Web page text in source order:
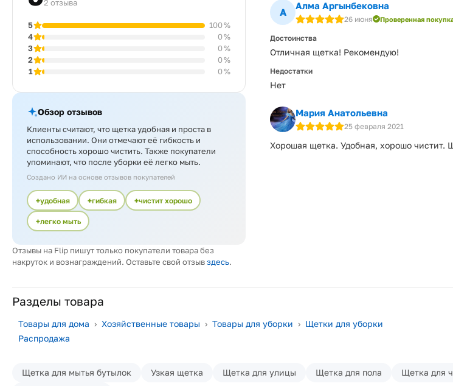
2 отзыва
5
100 %
4
0 %
3
0 %
2
0 %
1
0 %
Обзор отзывов
Клиенты считают, что щетка удобная и проста в
использовании. Они отмечают её гибкость и
способность хорошо чистить. Также покупатели
упоминают, что после уборки её легко мыть.
Создано ИИ на основе отзывов покупателей
удобная гибкая чистит хорошо
легко мыть
Отзывы на Flip пишут только покупатели товара без
накруток и вознаграждений. Оставьте свой отзывздесь.
А
Алма Аргынбековна
26 июня Проверенная
Достоинства
Отличная щетка! Рекомендую!
Недостатки
Нет
Мария Анатольевна
25 февраля 2021
Хорошая щетка. Удобная, хорошо чистит.
Разделы товара
Товары для дома › Хозяйственные товары › Товары для уборки › Щетки для уборки
Распродажа
Щетка для мытья бутылок Узкая щетка Щетка для улицы Щетка для пола Щетка для